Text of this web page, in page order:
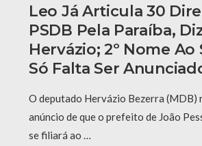
Leo Já Articula 30
PSDB Pela Paraíba,
Hervázio; 2º Nome Ao
Só Falta Ser
O deputado Hervázio Bezerra (MDB)
anúncio de que o prefeito de João
se filiará ao …